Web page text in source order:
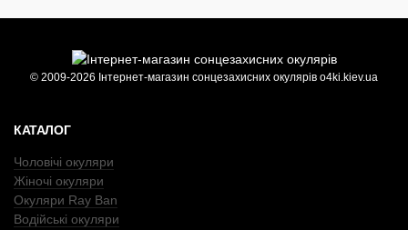
© 2009-2026 Інтернет-магазин сонцезахисних окулярів o4ki.kiev.ua
КАТАЛОГ
Чоловічі окуляри
Жіночі окуляри
Окуляри Ray Ban
Водійські окуляри